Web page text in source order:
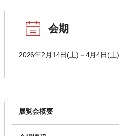
会期
2026年2月14日(土)－4月4日(土)
展覧会概要